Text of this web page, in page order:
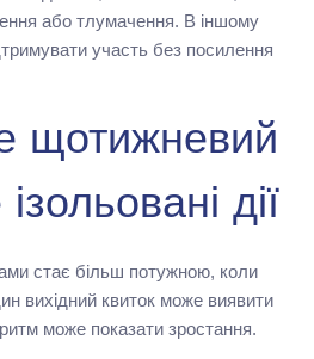
або тлумачення. В іншому
участь без посилення
щотижневий
дії
стає більш потужною, коли
вихідний квиток може виявити
може показати зростання.